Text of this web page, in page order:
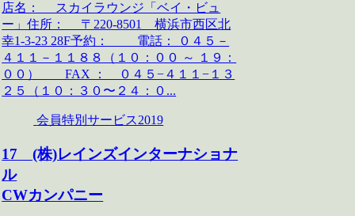
店名： スカイラウンジ「ベイ・ビュ
ー」住所： 〒220-8501 横浜市西区北
幸1-3-23 28F予約： 電話： ０４５－
４１１－１１８８（１０：００ ～ １９：
００） FAX ： ０４５−４１１−１３
２５（１０：３０〜２４：０...
会員特別サービス2019
17 (株)レインズインターナショナ
ル
CWカンパニー